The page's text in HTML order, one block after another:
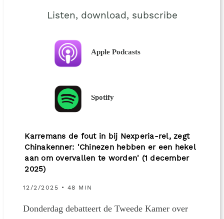
Listen, download, subscribe
Apple Podcasts
Spotify
Karremans de fout in bij Nexperia-rel, zegt
Chinakenner: 'Chinezen hebben er een hekel
aan om overvallen te worden' (1 december
2025)
12/2/2025 • 48 MIN
Donderdag debatteert de Tweede Kamer over